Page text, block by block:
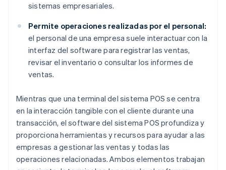
sistemas empresariales.
Permite operaciones realizadas por el personal:
el personal de una empresa suele interactuar con la
interfaz del software para registrar las ventas,
revisar el inventario o consultar los informes de
ventas.
Mientras que una terminal del sistema POS se centra
en la interacción tangible con el cliente durante una
transacción, el software del sistema POS profundiza y
proporciona herramientas y recursos para ayudar a las
empresas a gestionar las ventas y todas las
operaciones relacionadas. Ambos elementos trabajan